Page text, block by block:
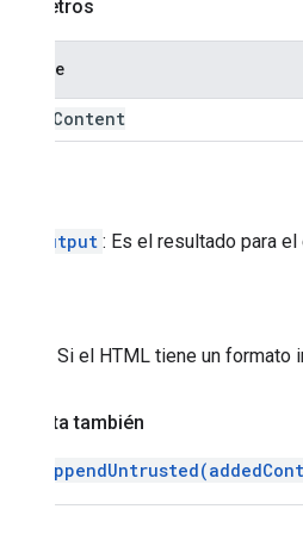
Parámetros
Nombre
Content
HtmlOutput : Es el resultado para el
: Si el HTML tiene un formato
Consulta también